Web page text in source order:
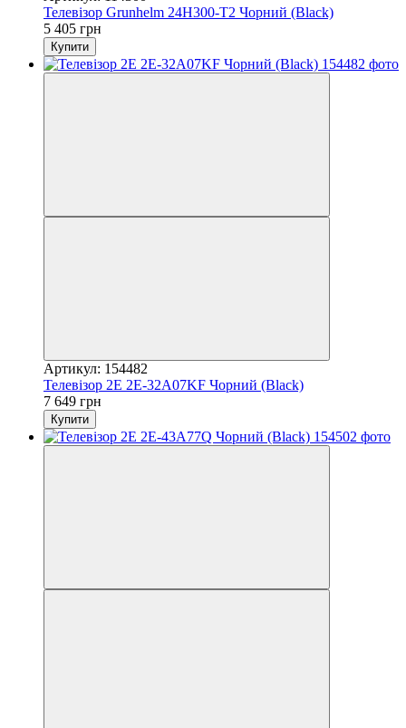
Телевізор Grunhelm 24H300-T2 Чорний (Black)
5 405 грн
Купити
Артикул: 154482
Телевізор 2E 2E-32A07KF Чорний (Black)
7 649 грн
Купити